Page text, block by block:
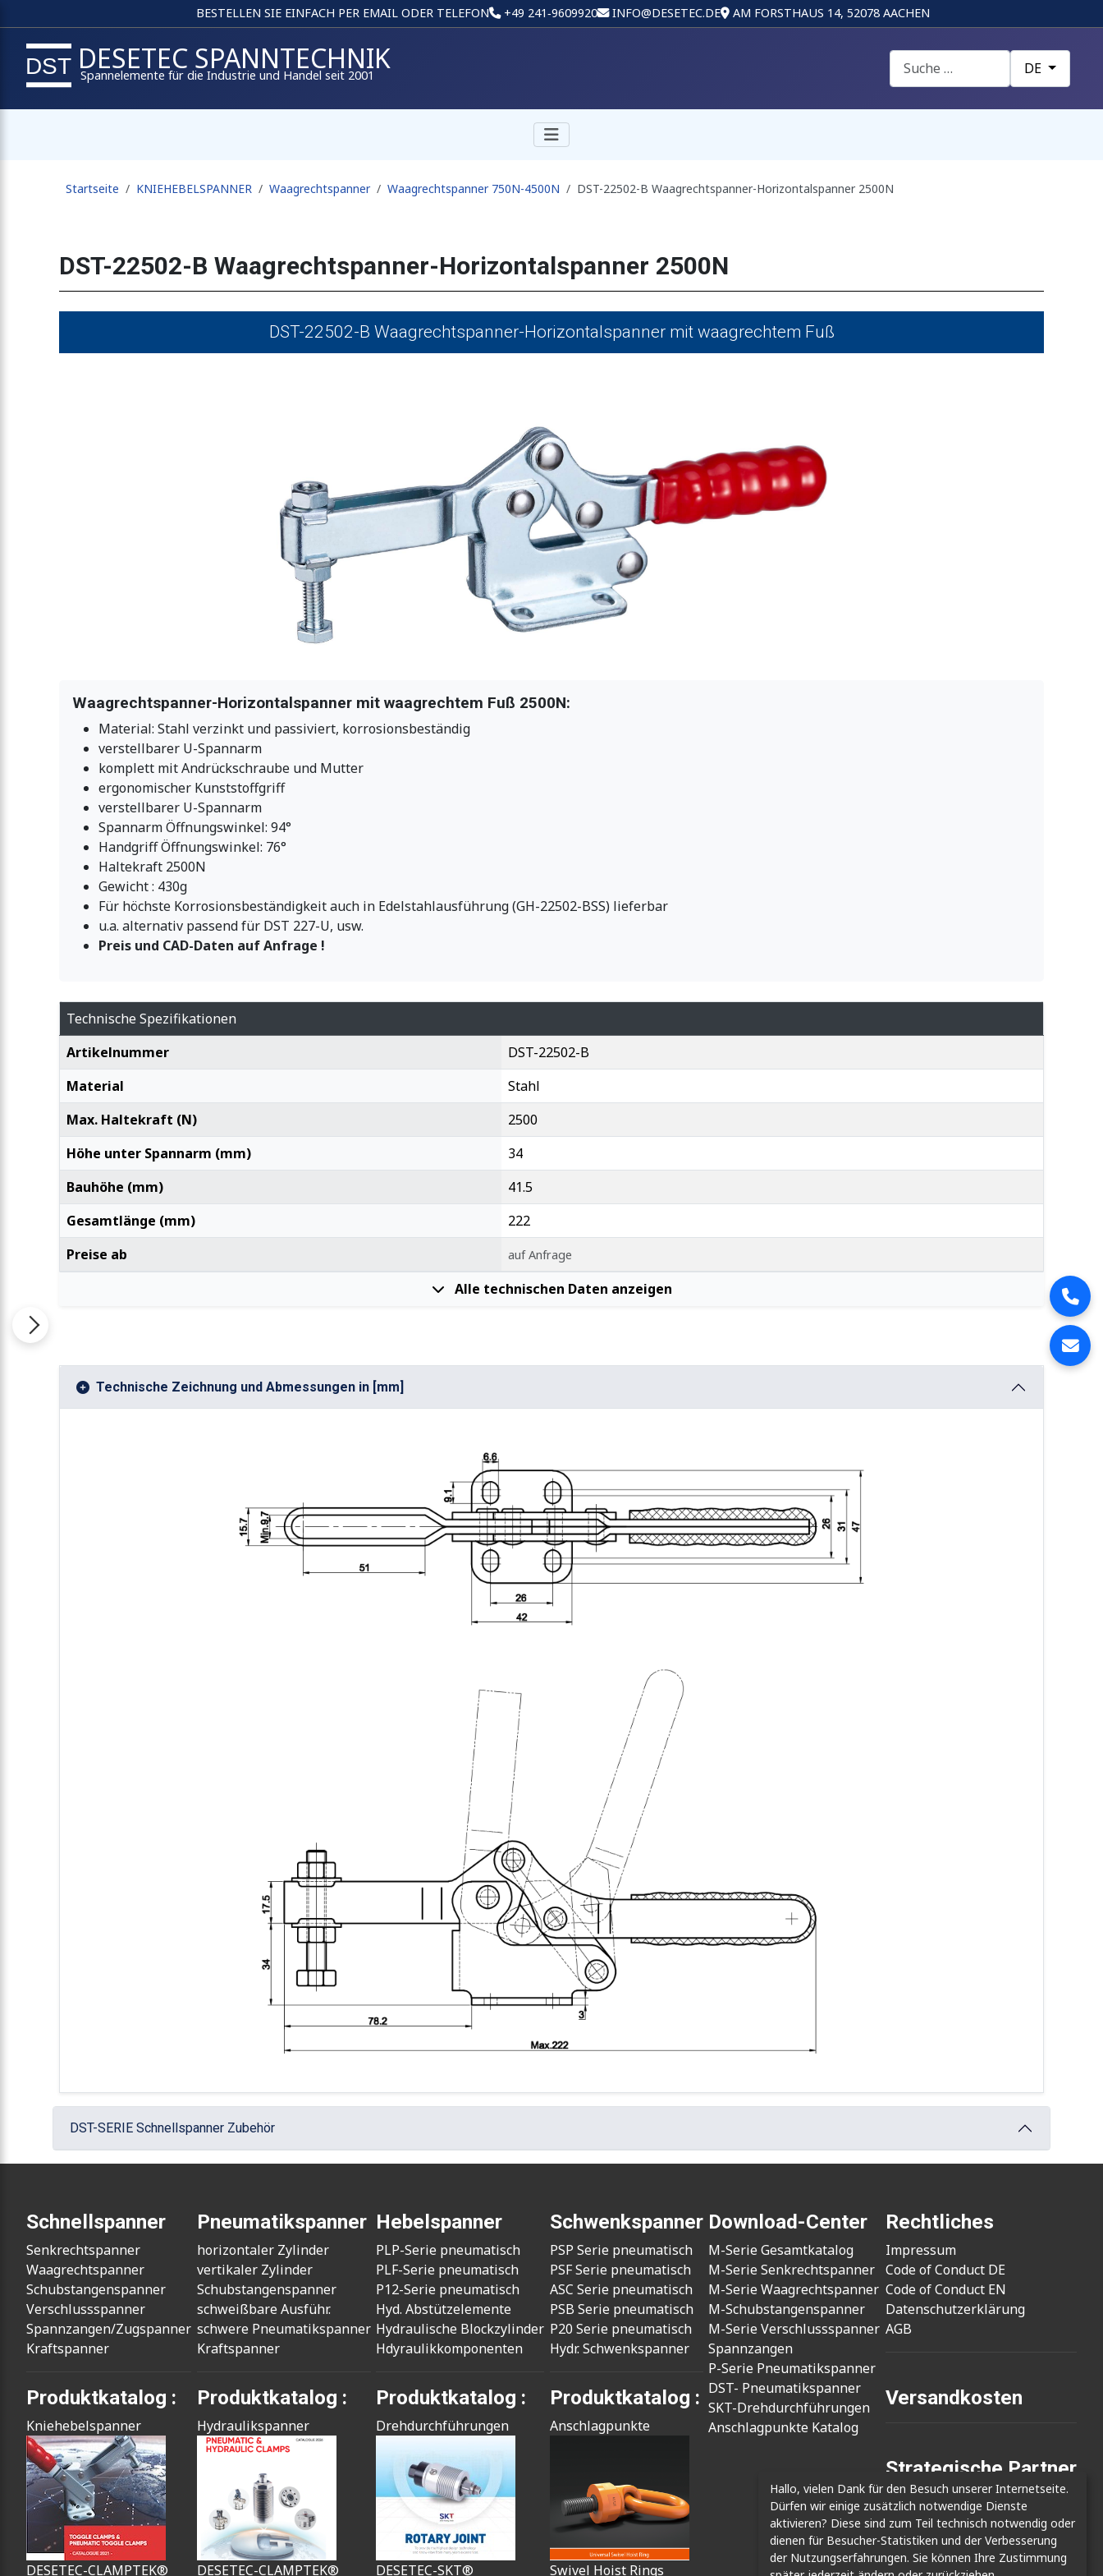
BESTELLEN SIE EINFACH PER EMAIL ODER TELEFON +49 241‑9609920 INFO@DESETEC.DE AM FORSTHAUS 14, 52078 AACHEN
DESETEC SPANNTECHNIK
Spannelemente für die Industrie und Handel seit 2001
Suchen Sprache
DE
Startseite KNIEHEBELSPANNER Waagrechtspanner Waagrechtspanner 750N-4500N DST-22502-B Waagrechtspanner-Horizontalspanner 2500N
DST-22502-B Waagrechtspanner-Horizontalspanner 2500N
DST-22502-B Waagrechtspanner-Horizontalspanner mit waagrechtem Fuß
Waagrechtspanner-Horizontalspanner mit waagrechtem Fuß 2500N:
Material: Stahl verzinkt und passiviert, korrosionsbeständig
verstellbarer U-Spannarm
komplett mit Andrückschraube und Mutter
ergonomischer Kunststoffgriff
verstellbarer U-Spannarm
Spannarm Öffnungswinkel: 94°
Handgriff Öffnungswinkel: 76°
Haltekraft 2500N
Gewicht : 430g
Für höchste Korrosionsbeständigkeit auch in Edelstahlausführung (GH-22502-BSS) lieferbar
u.a. alternativ passend für DST 227-U, usw.
Preis und CAD-Daten auf Anfrage !
Technische Spezifikationen
Artikelnummer
DST-22502-B
Material
Stahl
Max. Haltekraft (N)
2500
Höhe unter Spannarm (mm)
34
Bauhöhe (mm)
41.5
Gesamtlänge (mm)
222
Preise ab
auf Anfrage
Alle technischen Daten anzeigen
Technische Zeichnung und Abmessungen in [mm]
DST-SERIE Schnellspanner Zubehör
Schnellspanner
Senkrechtspanner
Waagrechtspanner
Schubstangenspanner
Verschlussspanner
Spannzangen/Zugspanner
Kraftspanner
Produktkatalog :
Kniehebelspanner
DESETEC-CLAMPTEK®
Pneumatikspanner
horizontaler Zylinder
vertikaler Zylinder
Schubstangenspanner
schweißbare Ausführ.
schwere Pneumatikspanner
Kraftspanner
Produktkatalog :
Hydraulikspanner
DESETEC-CLAMPTEK®
Hebelspanner
PLP-Serie pneumatisch
PLF-Serie pneumatisch
P12-Serie pneumatisch
Hyd. Abstützelemente
Hydraulische Blockzylinder
Hdyraulikkomponenten
Produktkatalog :
Drehdurchführungen
DESETEC-SKT®
Schwenkspanner
PSP Serie pneumatisch
PSF Serie pneumatisch
ASC Serie pneumatisch
PSB Serie pneumatisch
P20 Serie pneumatisch
Hydr. Schwenkspanner
Produktkatalog :
Anschlagpunkte
Swivel Hoist Rings
Download-Center
M-Serie Gesamtkatalog
M-Serie Senkrechtspanner
M-Serie Waagrechtspanner
M-Schubstangenspanner
M-Serie Verschlussspanner
Spannzangen
P-Serie Pneumatikspanner
DST- Pneumatikspanner
SKT-Drehdurchführungen
Anschlagpunkte Katalog
Rechtliches
Impressum
Code of Conduct DE
Code of Conduct EN
Datenschutzerklärung
AGB
Versandkosten
Strategische Partner
- Cizmak Mak. San.
- Clamptek Enterprise Co., Ltd.
- Shin Kwang Tech
Hallo, vielen Dank für den Besuch unserer Internetseite.
Dürfen wir einige zusätzlich notwendige Dienste
aktivieren? Diese sind zum Teil technisch notwendig oder
dienen für Besucher-Statistiken und der Verbesserung
der Nutzungserfahrungen. Sie können Ihre Zustimmung